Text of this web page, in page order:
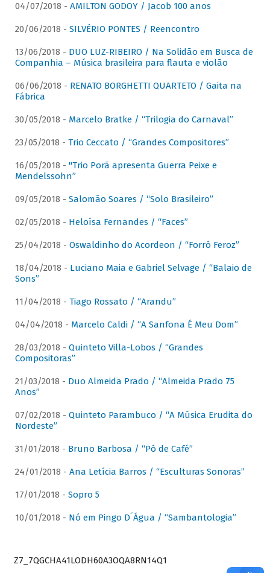
04/07/2018 - AMILTON GODOY / Jacob 100 anos
20/06/2018 - SILVÉRIO PONTES / Reencontro
13/06/2018 - DUO LUZ-RIBEIRO / Na Solidão em Busca de
Companhia – Música brasileira para flauta e violão
06/06/2018 - RENATO BORGHETTI QUARTETO / Gaita na
Fábrica
30/05/2018 - Marcelo Bratke / “Trilogia do Carnaval”
23/05/2018 - Trio Ceccato / “Grandes Compositores”
16/05/2018 - "Trio Porã apresenta Guerra Peixe e
Mendelssohn”
09/05/2018 - Salomão Soares / “Solo Brasileiro”
02/05/2018 - Heloísa Fernandes / “Faces”
25/04/2018 - Oswaldinho do Acordeon / “Forró Feroz”
18/04/2018 - Luciano Maia e Gabriel Selvage / “Balaio de
Sons”
11/04/2018 - Tiago Rossato / “Arandu”
04/04/2018 - Marcelo Caldi / “A Sanfona É Meu Dom”
28/03/2018 - Quinteto Villa-Lobos / “Grandes
Compositoras”
21/03/2018 - Duo Almeida Prado / “Almeida Prado 75
Anos”
07/02/2018 - Quinteto Parambuco / “A Música Erudita do
Nordeste”
31/01/2018 - Bruno Barbosa / “Pó de Café”
24/01/2018 - Ana Letícia Barros / “Esculturas Sonoras”
17/01/2018 - Sopro 5
10/01/2018 - Nó em Pingo D´Água / “Sambantologia”
Z7_7QGCHA41LODH60A3OQA8RN14Q1